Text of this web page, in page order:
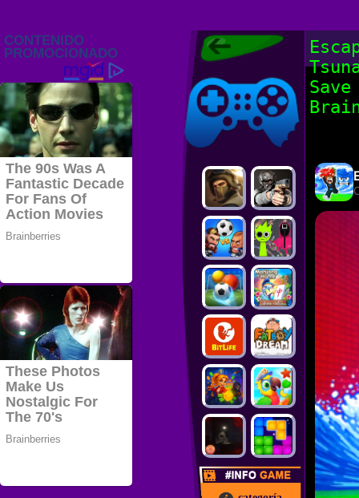
Juegos Friv
2022, Juegos
2022
Juegos Friv
Save